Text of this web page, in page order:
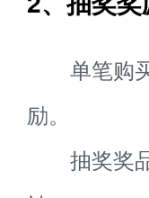
单笔购买
励。
抽奖奖品